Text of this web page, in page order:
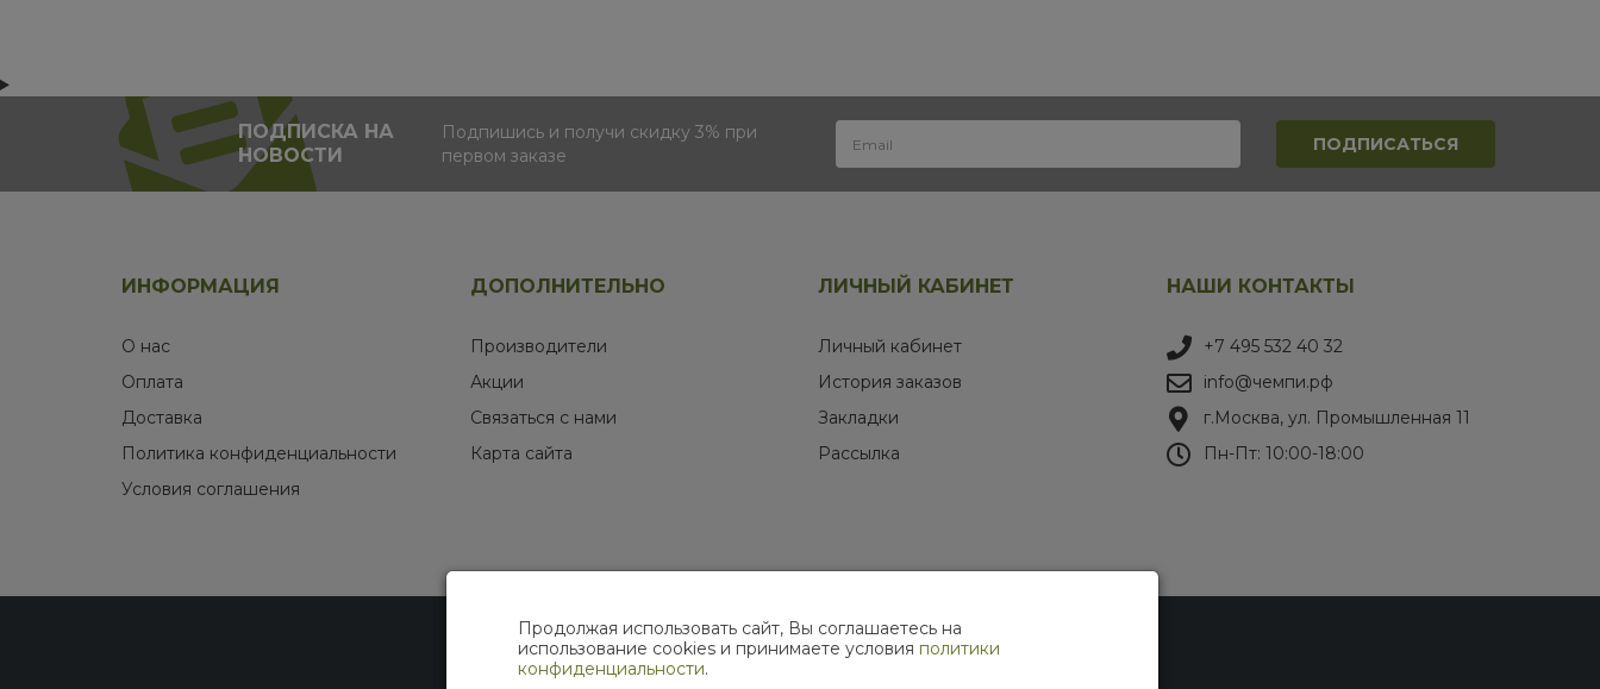
ПОДПИСКА НА
НОВОСТИ
Подпишись и получи скидку 3% при
первом заказе
ИНФОРМАЦИЯ
О нас
Оплата
Доставка
Политика конфиденциальности
Условия соглашения
ДОПОЛНИТЕЛЬНО
Производители
Акции
Связаться с нами
Карта сайта
ЛИЧНЫЙ КАБИНЕТ
Личный кабинет
История заказов
Закладки
Рассылка
НАШИ КОНТАКТЫ
+7 495 532 40 32
info@чемпи.рф
г.Москва, ул. Промышленная 11
Пн-Пт: 10:00-18:00
МЫ В СОЦИАЛЬНЫХ СЕТЯХ
Продолжая использовать сайт, Вы соглашаетесь на
использование cookies и принимаете условия политики
конфиденциальности.